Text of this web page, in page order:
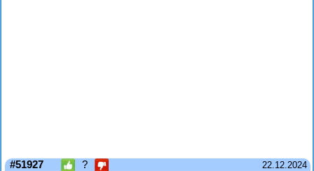
22.12.2024
#51927 ?